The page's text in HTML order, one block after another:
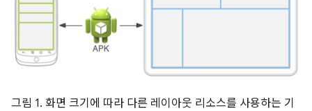
그림 1. 화면 크기에 따라 다른 레이아웃 리소스를 사용하는 기